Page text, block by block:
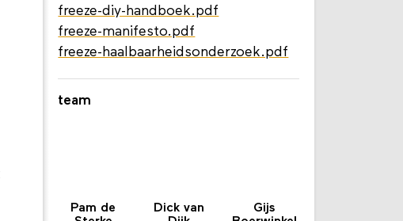
publications
freeze-diy-handboek.pdf
freeze-manifesto.pdf